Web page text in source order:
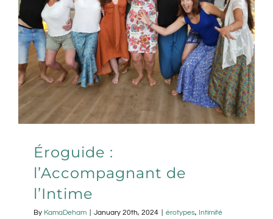
Éroguide :
l’Accompagnant de
l’Intime
By KamaDeham January 20th, 2024 érotypes, Intimité